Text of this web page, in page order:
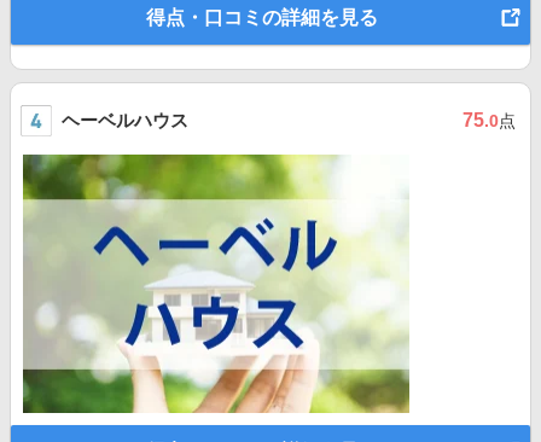
得点・口コミの詳細を見る
ヘーベルハウス 75.0点